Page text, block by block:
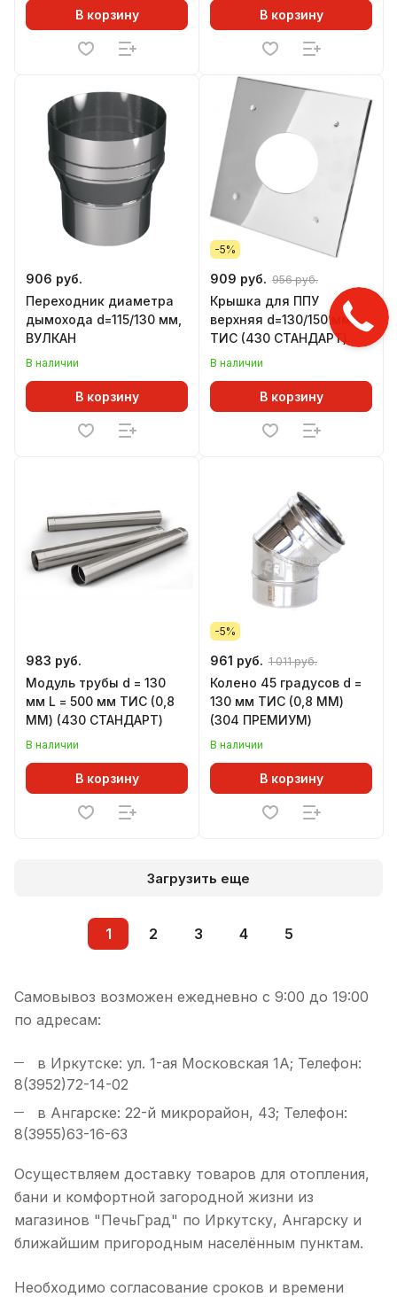
В корзину В корзину
906 руб.
Переходник диаметра
дымохода d=115/130 мм,
ВУЛКАН
В наличии
В корзину
-5%
909 руб. 956 руб.
Крышка для ППУ
верхняя d=130/150 мм,
ТИС (430 СТАНДАРТ)
В наличии
В корзину
983 руб.
Модуль трубы d = 130
мм L = 500 мм ТИС (0,8
ММ) (430 СТАНДАРТ)
В наличии
В корзину
-5%
961 руб. 1 011 руб.
Колено 45 градусов d =
130 мм ТИС (0,8 ММ)
(304 ПРЕМИУМ)
В наличии
В корзину
Загрузить еще
1 2 3 4 5
Самовывоз возможен ежедневно с 9:00 до 19:00
по адресам:
в Иркутске: ул. 1-ая Московская 1А; Телефон:
8(3952)72-14-02
в Ангарске: 22-й микрорайон, 43; Телефон:
8(3955)63-16-63
Осуществляем доставку товаров для отопления,
бани и комфортной загородной жизни из
магазинов "ПечьГрад" по Иркутску, Ангарску и
ближайшим пригородным населённым пунктам.
Необходимо согласование сроков и времени